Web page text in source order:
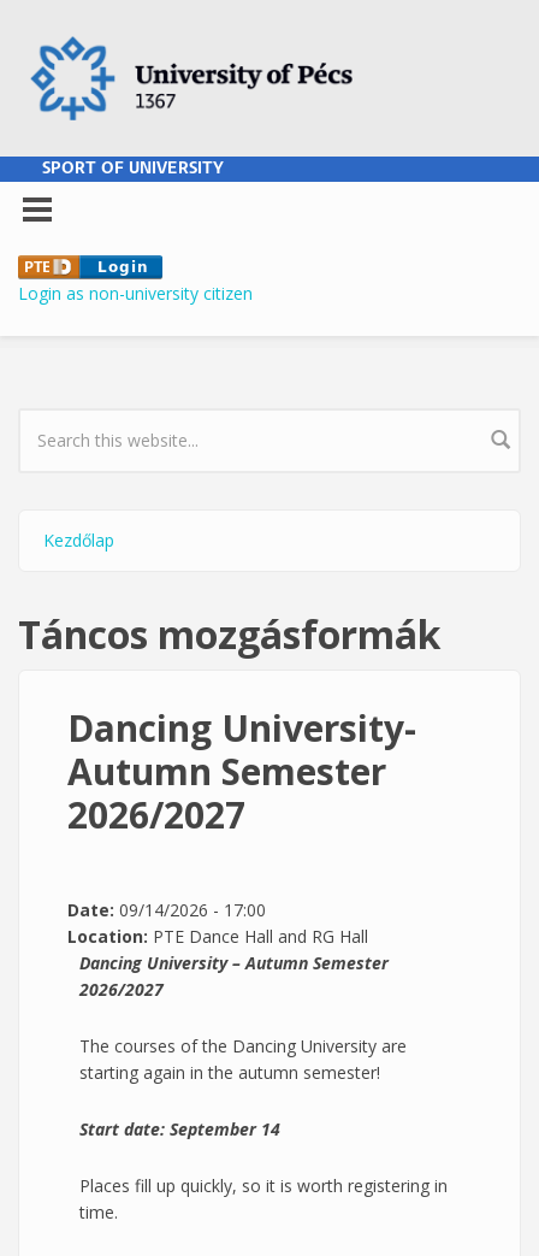
SPORT OF UNIVERSITY
Login as non-university citizen
SEARCH FORM
You are here
Kezdőlap
Táncos mozgásformák
Dancing University-
Autumn Semester
2026/2027
Date: 09/14/2026 - 17:00
Location: PTE Dance Hall and RG Hall
Dancing University – Autumn Semester
2026/2027
The courses of the Dancing University are
starting again in the autumn semester!
Start date: September 14
Places fill up quickly, so it is worth registering in
time.